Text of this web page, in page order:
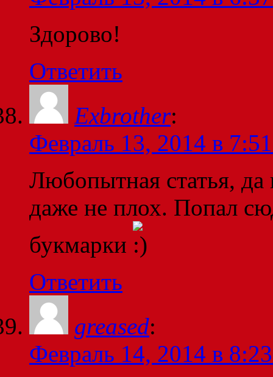
Здорово!
Ответить
Exbrother:
Февраль 13, 2014 в
Любопытная статья,
даже не плох. Попал
букмарки
Ответить
greased:
Февраль 14, 2014 в